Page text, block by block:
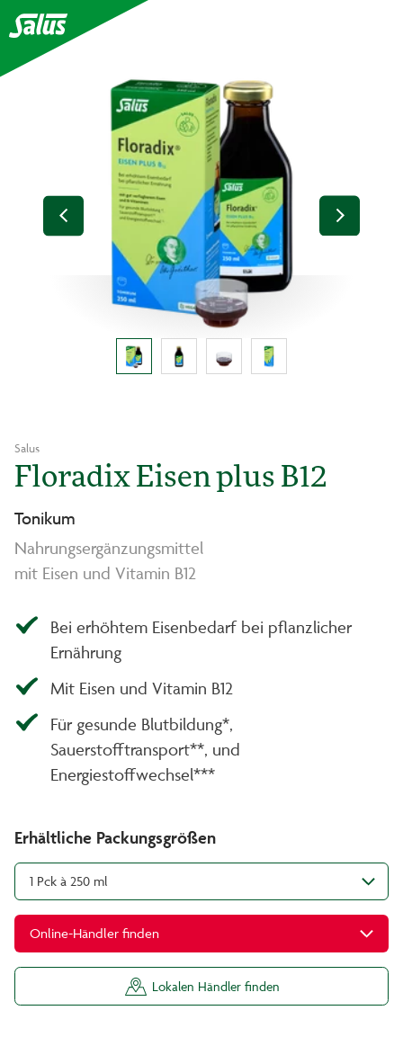
Salus
Floradix Eisen plus B12
Tonikum
Nahrungsergänzungsmittel
mit Eisen und Vitamin B12
Bei erhöhtem Eisenbedarf bei pflanzlicher
Ernährung
Mit Eisen und Vitamin B12
Für gesunde Blutbildung*,
Sauerstofftransport**, und
Energiestoffwechsel***
Erhältliche Packungsgrößen
1 Pck à 250 ml
Online-Händler finden
Lokalen Händler finden